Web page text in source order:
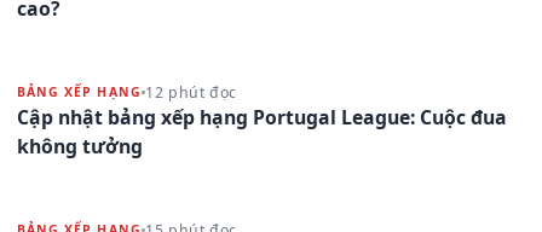
cao?
BẢNG XẾP HẠNG 12 phút đọc
Cập nhật bảng xếp hạng Portugal League: Cuộc đua
không tưởng